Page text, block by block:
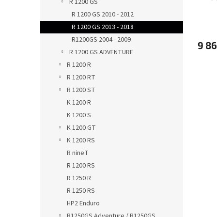
R 1200 GS
R 1200 GS 2010 - 2012
R 1200 GS 2013 - 2018
R1200GS 2004 - 2009
R 1200 GS ADVENTURE
R 1200 R
R 1200 RT
R 1200 ST
K 1200 R
K 1200 S
K 1200 GT
K 1200 RS
R nineT
R 1200 RS
R 1250 R
R 1250 RS
HP2 Enduro
9